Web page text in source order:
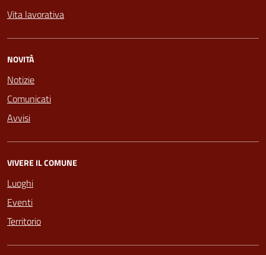
Vita lavorativa
NOVITÀ
Notizie
Comunicati
Avvisi
VIVERE IL COMUNE
Luoghi
Eventi
Territorio